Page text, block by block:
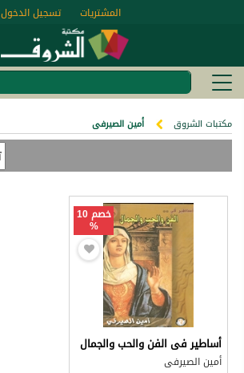
تسجيل الدخول المشتريات
مكتبات الشروق أمين الصيرفى
خصم 10
%
أساطير فى الفن والحب والجمال
أمين الصيرفى